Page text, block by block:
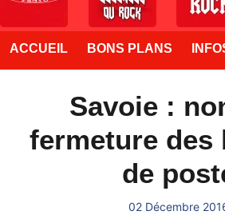
ACCUEIL BONS PLANS
Savoie :
fermeture des
de
02 Décembre